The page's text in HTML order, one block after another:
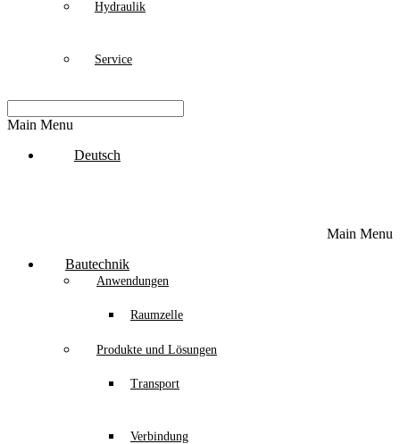
Hydraulik
Service
Main Menu
Deutsch
Main Menu
Bautechnik
Anwendungen
Raumzelle
Produkte und Lösungen
Transport
Verbindung